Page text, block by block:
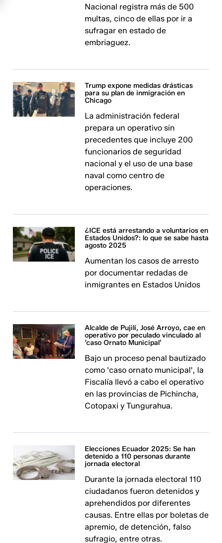
Nacional registra más de 500
multas, cinco de ellas por ir a
sufragar en estado de
embriaguez.
Trump expone medidas drásticas
para su plan de inmigración en
Chicago
La administración federal
prepara un operativo sin
precedentes que incluye 200
funcionarios de seguridad
nacional y el uso de una base
naval como centro de
operaciones.
¿ICE está arrestando a voluntarios en
Estados Unidos?: lo que se sabe hasta
agosto 2025
Aumentan los casos de arresto
por documentar redadas de
inmigrantes en Estados Unidos
Alcalde de Pujilí, José Arroyo, cae en
operativo por peculado vinculado al
‘caso Ornato Municipal’
Bajo un proceso penal bautizado
como 'caso ornato municipal', la
Fiscalía llevó a cabo el operativo
en las provincias de Pichincha,
Cotopaxi y Tungurahua.
Elecciones Ecuador 2025: Se han
detenido a 110 personas durante
jornada electoral
Durante la jornada electoral 110
ciudadanos fueron detenidos y
aprehendidos por diferentes
causas. Entre ellas por boletas de
apremio, de detención, falso
sufragio, entre otras.